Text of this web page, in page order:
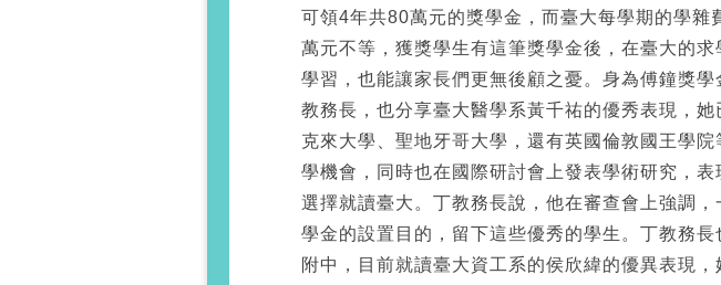
可領4年共80萬元的獎學金，而臺大每學期的學雜
萬元不等，獲獎學生有這筆獎學金後，在臺大的
學習，也能讓家長們更無後顧之憂。身為傅鐘獎
教務長，也分享臺大醫學系黃千祐的優秀表現，她
克來大學、聖地牙哥大學，還有英國倫敦國王學院
學機會，同時也在國際研討會上發表學術研究，表
選擇就讀臺大。丁教務長說，他在審查會上強調
學金的設置目的，留下這些優秀的學生。丁教務長
附中，目前就讀臺大資工系的侯欣緯的優異表現，